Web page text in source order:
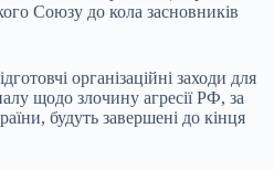
Союзу до кола засновників
організаційні заходи для
щодо злочину агресії РФ, за
будуть завершені до кінця